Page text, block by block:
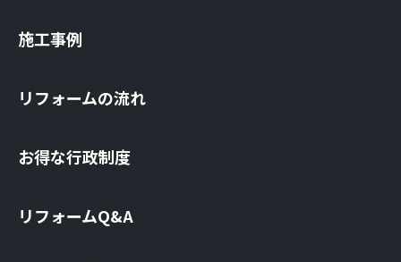
施⼯事例
リフォームの流れ
お得な⾏政制度
リフォームQ&A